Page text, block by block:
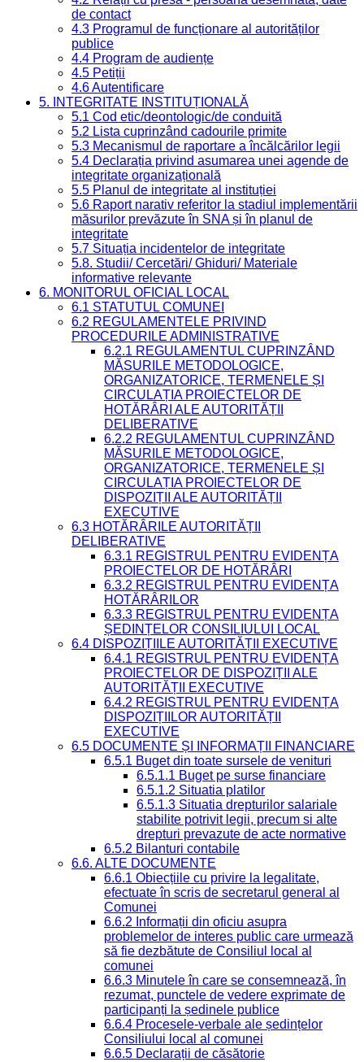
de contact
4.3 Programul de funcționare al autorităților
publice
4.4 Program de audiențe
4.5 Petiții
4.6 Autentificare
5. INTEGRITATE INSTITUȚIONALĂ
5.1 Cod etic/deontologic/de conduită
5.2 Lista cuprinzând cadourile primite
5.3 Mecanismul de raportare a încălcărilor legii
5.4 Declarația privind asumarea unei agende de
integritate organizațională
5.5 Planul de integritate al instituției
5.6 Raport narativ referitor la stadiul implementării
măsurilor prevăzute în SNA și în planul de
integritate
5.7 Situația incidentelor de integritate
5.8. Studii/ Cercetări/ Ghiduri/ Materiale
informative relevante
6. MONITORUL OFICIAL LOCAL
6.1 STATUTUL COMUNEI
6.2 REGULAMENTELE PRIVIND
PROCEDURILE ADMINISTRATIVE
6.2.1 REGULAMENTUL CUPRINZÂND
MĂSURILE METODOLOGICE,
ORGANIZATORICE, TERMENELE ȘI
CIRCULAȚIA PROIECTELOR DE
HOTĂRÂRI ALE AUTORITĂȚII
DELIBERATIVE
6.2.2 REGULAMENTUL CUPRINZÂND
MĂSURILE METODOLOGICE,
ORGANIZATORICE, TERMENELE ȘI
CIRCULAȚIA PROIECTELOR DE
DISPOZIȚII ALE AUTORITĂȚII
EXECUTIVE
6.3 HOTĂRÂRILE AUTORITĂȚII
DELIBERATIVE
6.3.1 REGISTRUL PENTRU EVIDENȚA
PROIECTELOR DE HOTĂRÂRI
6.3.2 REGISTRUL PENTRU EVIDENȚA
HOTĂRÂRILOR
6.3.3 REGISTRUL PENTRU EVIDENȚA
ȘEDINȚELOR CONSILIULUI LOCAL
6.4 DISPOZIȚIILE AUTORITĂȚII EXECUTIVE
6.4.1 REGISTRUL PENTRU EVIDENȚA
PROIECTELOR DE DISPOZIȚII ALE
AUTORITĂȚII EXECUTIVE
6.4.2 REGISTRUL PENTRU EVIDENȚA
DISPOZIȚIILOR AUTORITĂȚII
EXECUTIVE
6.5 DOCUMENTE ȘI INFORMAȚII FINANCIARE
6.5.1 Buget din toate sursele de venituri
6.5.1.1 Buget pe surse financiare
6.5.1.2 Situatia platilor
6.5.1.3 Situatia drepturilor salariale
stabilite potrivit legii, precum si alte
drepturi prevazute de acte normative
6.5.2 Bilanturi contabile
6.6. ALTE DOCUMENTE
6.6.1 Obiecțiile cu privire la legalitate,
efectuate în scris de secretarul general al
Comunei
6.6.2 Informații din oficiu asupra
problemelor de interes public care urmează
să fie dezbătute de Consiliul local al
comunei
6.6.3 Minutele în care se consemnează, în
rezumat, punctele de vedere exprimate de
participanți la ședinele publice
6.6.4 Procesele-verbale ale ședințelor
Consiliului local al comunei
6.6.5 Declarații de căsătorie